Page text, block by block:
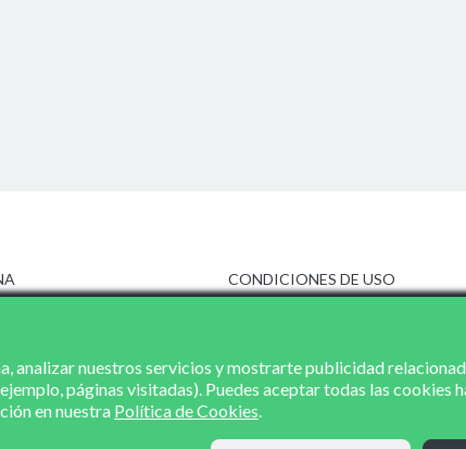
CONDICIONES DE USO
POLÍTICA DE COOKIES
analizar nuestros servicios y mostrarte publicidad
páginas visitadas). Puedes aceptar todas las cookies
en nuestra Política de Cookies.